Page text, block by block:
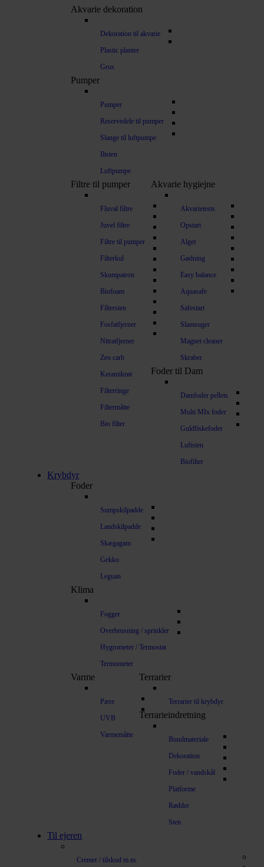
Akvarie dekoration
Dekoration til akvarie
Plastic planter
Grus
Pumper
Pumper
Reservedele til pumper
Slange til luftpumpe
Iltsten
Luftpumpe
Filtre til pumper
Fluval filtre
Juvel filtre
Filtre til pumper
Filterkul
Skumpatron
Biofoam
Filtersten
Fosfatfjerner
Nitratfjerner
Zeo carb
Keramikrør
Filterringe
Filtermåtte
Bio filter
Akvarie hygiejne
Akvarietests
Opstart
Alger
Gødning
Easy balance
Aquasafe
Safestart
Slamsuger
Magnet cleaner
Skraber
Foder til Dam
Damfoder pellets
Multi MIx foder
Guldfiskefoder
Luftsten
Biofilter
Krybdyr
Foder
Sumpskilpadde
Landskilpadde
Skægagam
Gekko
Leguan
Klima
Fogger
Overbrusning / sprinkler
Hygrometer / Termostat
Termometer
Varme
Pære
UVB
Varmemåtte
Terrarier
Terrarier til krybdyr
Terrarieindretning
Bundmateriale
Dekoration
Foder / vandskål
Platforme
Rødder
Sten
Til ejeren
Cremer / tilskud m.m.